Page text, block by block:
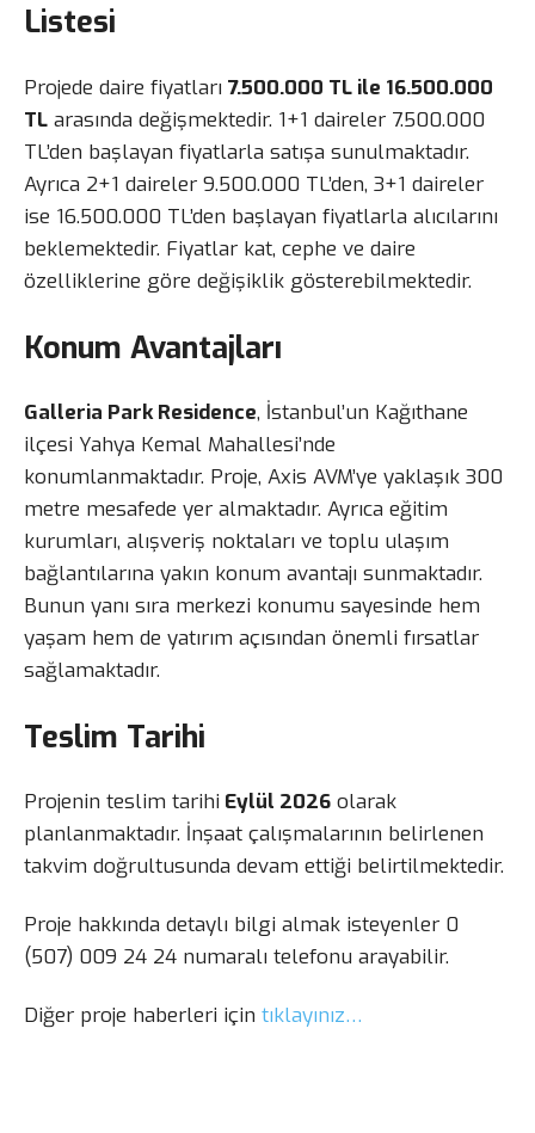
Listesi
Projede daire fiyatları 7.500.000 TL ile 16.500.000
TL arasında değişmektedir. 1+1 daireler 7.500.000
TL’den başlayan fiyatlarla satışa sunulmaktadır.
Ayrıca 2+1 daireler 9.500.000 TL’den, 3+1 daireler
ise 16.500.000 TL’den başlayan fiyatlarla alıcılarını
beklemektedir. Fiyatlar kat, cephe ve daire
özelliklerine göre değişiklik gösterebilmektedir.
Konum Avantajları
Galleria Park Residence, İstanbul’un Kağıthane
ilçesi Yahya Kemal Mahallesi’nde
konumlanmaktadır. Proje, Axis AVM’ye yaklaşık 300
metre mesafede yer almaktadır. Ayrıca eğitim
kurumları, alışveriş noktaları ve toplu ulaşım
bağlantılarına yakın konum avantajı sunmaktadır.
Bunun yanı sıra merkezi konumu sayesinde hem
yaşam hem de yatırım açısından önemli fırsatlar
sağlamaktadır.
Teslim Tarihi
Projenin teslim tarihi Eylül 2026 olarak
planlanmaktadır. İnşaat çalışmalarının belirlenen
takvim doğrultusunda devam ettiği belirtilmektedir.
Proje hakkında detaylı bilgi almak isteyenler 0
(507) 009 24 24 numaralı telefonu arayabilir.
Diğer proje haberleri için tıklayınız…